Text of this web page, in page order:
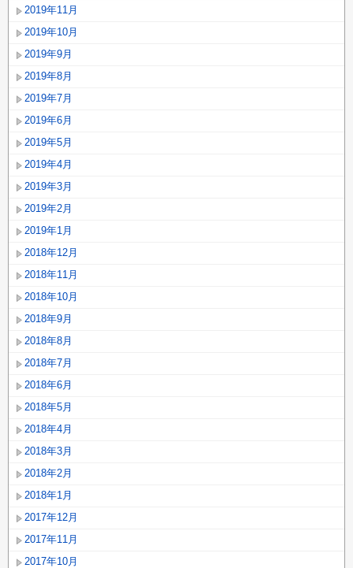
2019年11月
2019年10月
2019年9月
2019年8月
2019年7月
2019年6月
2019年5月
2019年4月
2019年3月
2019年2月
2019年1月
2018年12月
2018年11月
2018年10月
2018年9月
2018年8月
2018年7月
2018年6月
2018年5月
2018年4月
2018年3月
2018年2月
2018年1月
2017年12月
2017年11月
2017年10月